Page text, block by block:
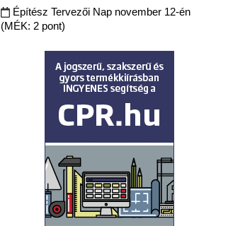
Építész Tervezői Nap november 12-én
(MÉK: 2 pont)